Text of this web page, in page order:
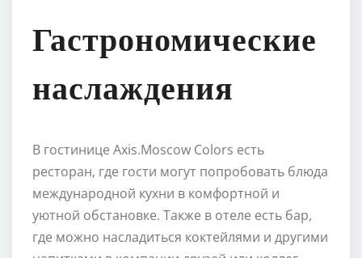
Гастрономические
наслаждения
В гостинице Axis.Moscow Colors есть
ресторан, где гости могут попробовать блюда
международной кухни в комфортной и
уютной обстановке. Также в отеле есть бар,
где можно насладиться коктейлями и другими